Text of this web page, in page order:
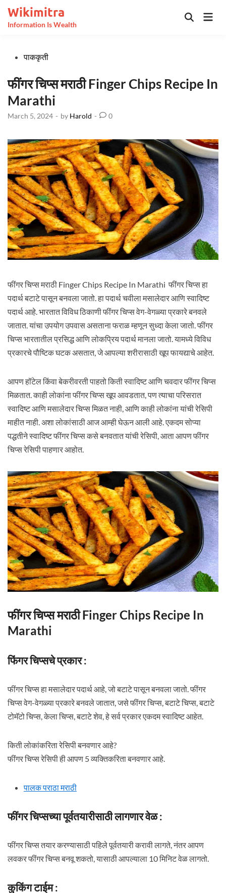
content
Wikimitra
Information Is Wealth
Open
Postedपाककृती
फींगर चिप्स मराठी Finger Chips Recipe In
Marathi
March 5, 2024 - by Harold - 0
फींगर चिप्स मराठी Finger Chips Recipe In Marathi फींगर चिप्स हा
पदार्थ बटाटे पासून बनवला जातो. हा पदार्थ चवीला मसालेदार आणि स्वादिष्ट
पदार्थ आहे. भारतात विविध ठिकाणी फींगर चिप्स वेग-वेगळ्या प्रकारे बनवले
जातात. यांचा उपयोग उपवास असताना फराळ म्हणून सुध्दा केला जातो. फींगर
चिप्स भारतातील प्रसिद्ध आणि लोकप्रिय पदार्थ मानला जातो. यामध्ये विविध
प्रकारचे पौष्टिक घटक असतात, जे आपल्या शरीरासाठी खूप फायद्याचे आहेत.
आपण हॉटेल किंवा बेकरीवरती पाहतो किती स्वादिष्ट आणि चवदार फींगर चिप्स
मिळतात. काही लोकांना फींगर चिप्स खूप आवडतात, पण त्याचा परिसरात
स्वादिष्ट आणि मसालेदार चिप्स मिळत नाही, आणि काही लोकांना यांची रेसिपी
माहीत नाही. अशा लोकांसाठी आज आम्ही घेऊन आली आहे. एकदम सोप्या
पद्धतीने स्वादिष्ट फींगर चिप्स कसे बनवतात यांची रेसिपी, आता आपण फींगर
चिप्स रेसिपी पाहणार आहोत.
फींगर चिप्स मराठी Finger Chips Recipe In
Marathi
फिंगर चिप्सचे प्रकार :
फींगर चिप्स हा मसालेदार पदार्थ आहे, जो बटाटे पासून बनवला जातो. फींगर
चिप्स वेग-वेगळ्या प्रकारे बनवले जातात, जसे फींगर चिप्स, बटाटे चिप्स, बटाटे
टोमॅटो चिप्स, केला चिप्स, बटाटे शेव, हे सर्व प्रकार एकदम स्वादिष्ट आहेत.
किती लोकांकरिता रेसिपी बनवणार आहे?
फींगर चिप्स रेसिपी ही आपण 5 व्यक्तिकरिता बनवणार आहे.
पालक पराठा मराठी
फींगर चिप्सच्या पूर्वतयारीसाठी लागणार वेळ :
फींगर चिप्स तयार करण्यासाठी पहिले पूर्वतयारी करावी लागते, नंतर आपण
लवकर फींगर चिप्स बनवू शकतो, यासाठी आपल्याला 10 मिनिट वेळ लागतो.
कुकिंग टाईम :